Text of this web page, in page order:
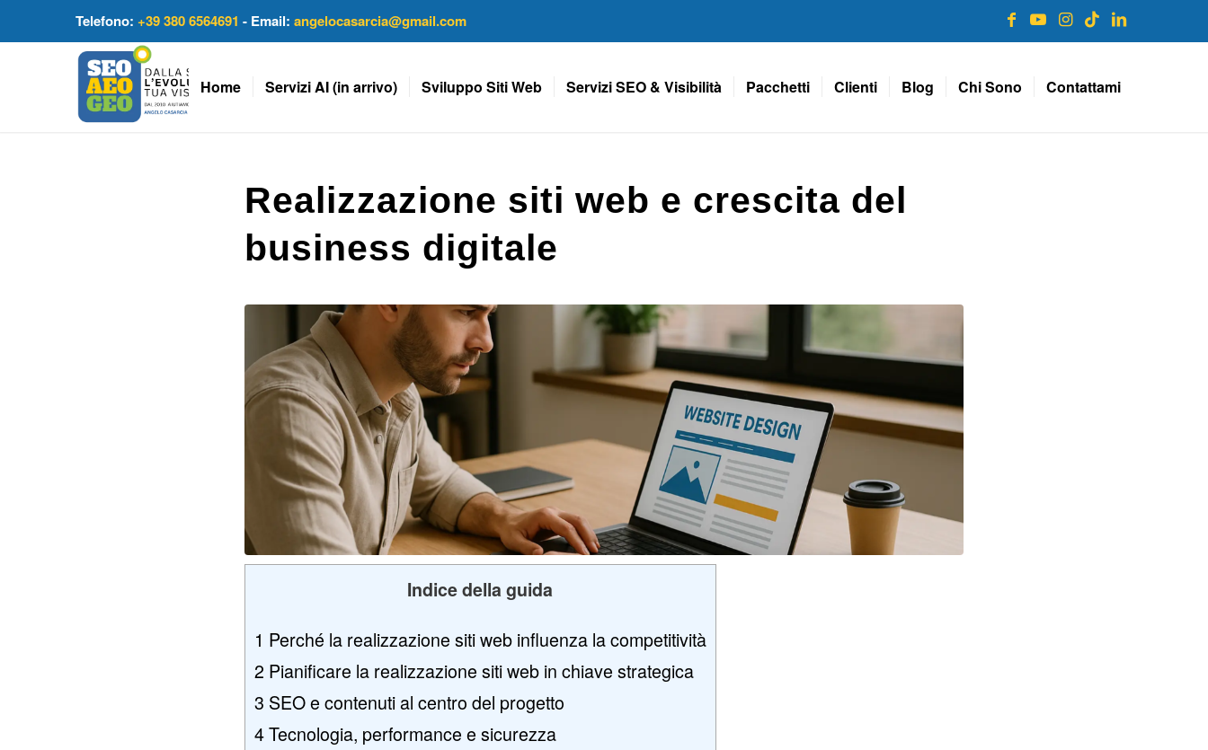
Telefono: +39 380 6564691 - Email: angelocasarcia@gmail.com
Home Servizi AI (in arrivo) Sviluppo Siti Web Servizi SEO & Visibilità Pacchetti Clienti Blog Chi Sono Contattami
Realizzazione siti web e crescita del
business digitale
Indice della guida
1 Perché la realizzazione siti web influenza la competitività
2 Pianificare la realizzazione siti web in chiave strategica
3 SEO e contenuti al centro del progetto
4Tecnologia, performance e sicurezza